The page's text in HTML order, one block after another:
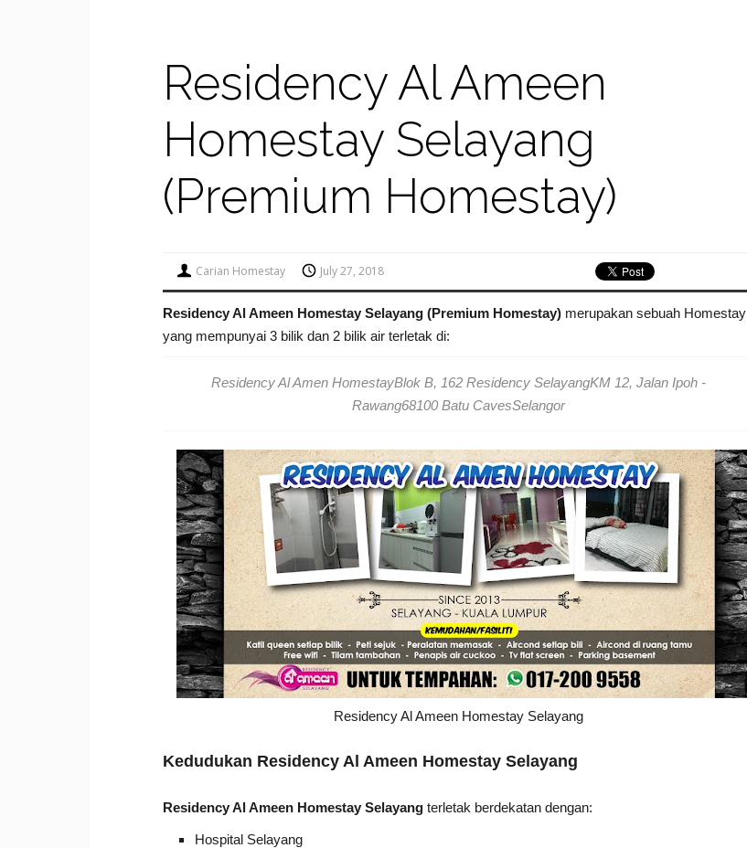
Residency Al Ameen
Homestay Selayang
(Premium Homestay)
Carian Homestay July 27, 2018
Residency Al Ameen Homestay Selayang (Premium Homestay)merupakan sebuah Homestay
yang mempunyai 3 bilik dan 2 bilik air terletak di:
Residency Al Amen HomestayBlok B, 162 Residency SelayangKM 12, Jalan Ipoh -
Rawang68100 Batu CavesSelangor
Residency Al Ameen Homestay Selayang
Kedudukan Residency Al Ameen Homestay Selayang
Residency Al Ameen Homestay Selayangterletak berdekatan dengan:
Hospital Selayang